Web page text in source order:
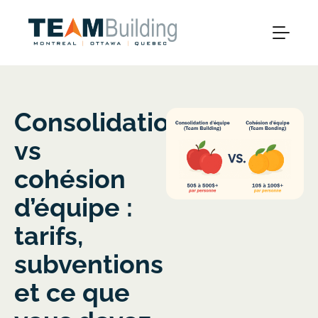
Consolidation
vs
cohésion
d’équipe :
tarifs,
subventions
et ce que